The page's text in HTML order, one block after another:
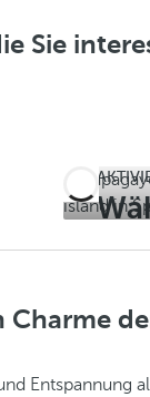
Sie
Entspannung